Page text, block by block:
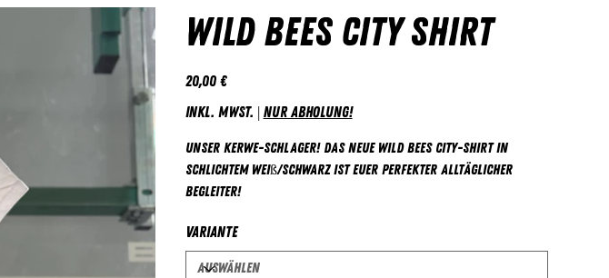
Wild Bees City Shirt
Preis
20,00 €
inkl. MwSt. | Nur Abholung!
Unser Kerwe-Schlager! Das neue Wild Bees City-Shirt in
schlichtem Weiß/Schwarz ist euer perfekter alltäglicher
Begleiter!
Variante